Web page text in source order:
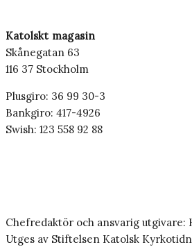
Katolskt magasin
Skånegatan 63
116 37 Stockholm
Plusgiro: 36 99 30-3
Bankgiro: 417-4926
Swish: 123 558 92 88
Chefredaktör och ansvarig utgivare:
Utges av Stiftelsen Katolsk